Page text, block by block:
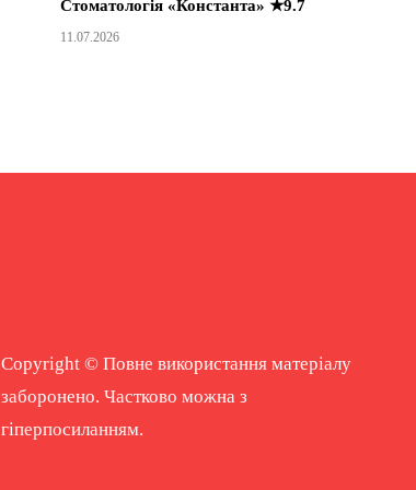
Стоматологія «Константа» ★9.7
11.07.2026
Copyright © Повне використання матеріалу
заборонено. Частково можна з
гіперпосиланням.